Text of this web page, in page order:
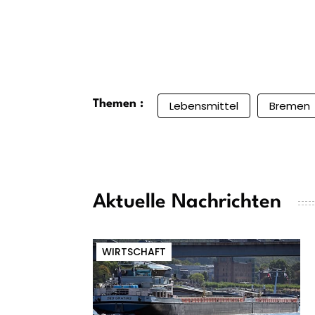
Themen : Lebensmittel Bremen
Aktuelle Nachrichten
WIRTSCHAFT